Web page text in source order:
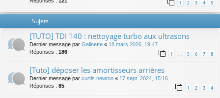
1 2 3 4 5
Sujets
[TUTO] TDI 140 : nettoyage turbo aux ultrasons
Dernier message par Galinette « 18 mars 2026, 19:47
Réponses : 186 1 5 6 7 8
[Tuto] déposer les amortisseurs arrières
Dernier message par curtis newton « 17 sept. 2024, 15:16
Réponses : 85 1 2 3 4